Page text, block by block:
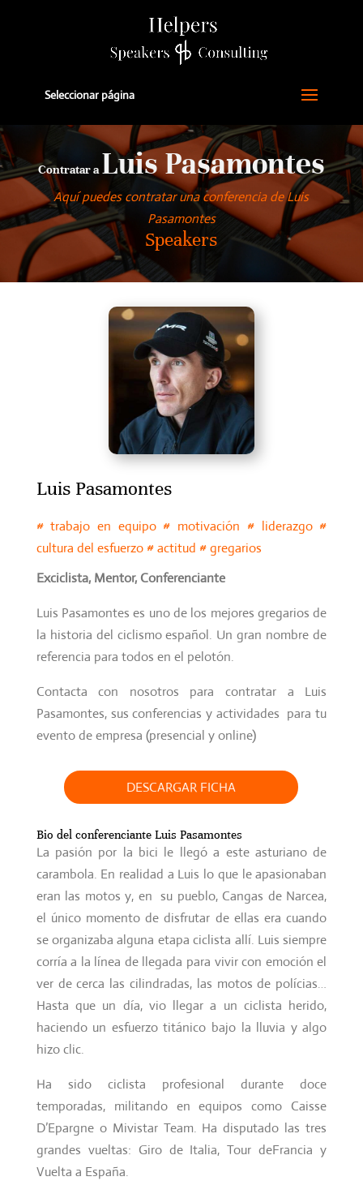
Seleccionar página
Contratar aLuis Pasamontes
Aquí puedes contratar una conferencia de Luis
Pasamontes
Speakers
Luis Pasamontes
# trabajo en equipo # motivación # liderazgo #
cultura del esfuerzo # actitud # gregarios
Exciclista, Mentor, Conferenciante
Luis Pasamontes es uno de los mejores gregarios de
la historia del ciclismo español. Un gran nombre de
referencia para todos en el pelotón.
Contacta con nosotros para contratar a Luis
Pasamontes, sus conferencias y actividades para tu
evento de empresa (presencial y online)
DESCARGAR FICHA
Bio del conferenciante Luis Pasamontes
La pasión por la bici le llegó a este asturiano de
carambola. En realidad a Luis lo que le apasionaban
eran las motos y, en su pueblo, Cangas de Narcea,
el único momento de disfrutar de ellas era cuando
se organizaba alguna etapa ciclista allí. Luis siempre
corría a la línea de llegada para vivir con emoción el
ver de cerca las cilindradas, las motos de polícias…
Hasta que un día, vio llegar a un ciclista herido,
haciendo un esfuerzo titánico bajo la lluvia y algo
hizo clic.
Ha sido ciclista profesional durante doce
temporadas, militando en equipos como Caisse
D’Epargne o Mivistar Team. Ha disputado las tres
grandes vueltas: Giro de Italia, Tour deFrancia y
Vuelta a España.